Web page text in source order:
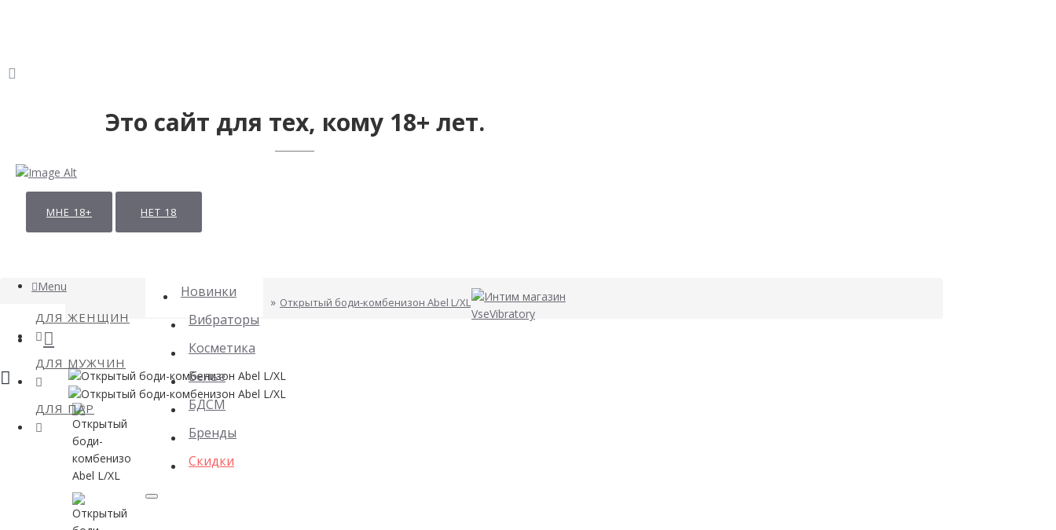
Это сайт для тех, кому 18+ лет.
МНЕ 18+ НЕТ 18
Menu
ДЛЯ ЖЕНЩИН
ДЛЯ МУЖЧИН
ДЛЯ ПАР
Новинки
Вибраторы
Косметика
Белье
БДСМ
Бренды
Скидки
Открытый боди-комбенизон Abel L/XL